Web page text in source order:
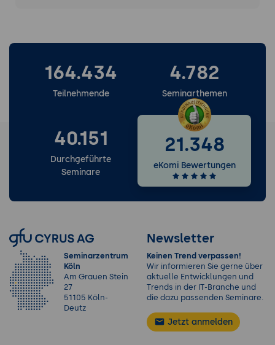
164.434
Teilnehmende
4.782
Seminarthemen
40.151
Durchgeführte
Seminare
21.348
eKomi Bewertungen
Seminarzentrum
Köln
Am Grauen Stein
27
51105 Köln-
Deutz
Newsletter
Keinen Trend verpassen!
Wir informieren Sie gerne über
aktuelle Entwicklungen und
Trends in der IT-Branche und
die dazu passenden Seminare.
Jetzt anmelden